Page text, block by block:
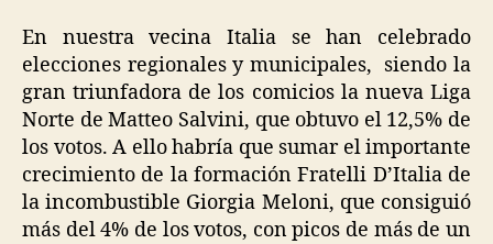
En nuestra vecina Italia se han celebrado
elecciones regionales y municipales, siendo la
gran triunfadora de los comicios la nueva Liga
Norte de Matteo Salvini, que obtuvo el 12,5% de
los votos. A ello habría que sumar el importante
crecimiento de la formación Fratelli D’Italia de
la incombustible Giorgia Meloni, que consiguió
más del 4% de los votos, con picos de más de un